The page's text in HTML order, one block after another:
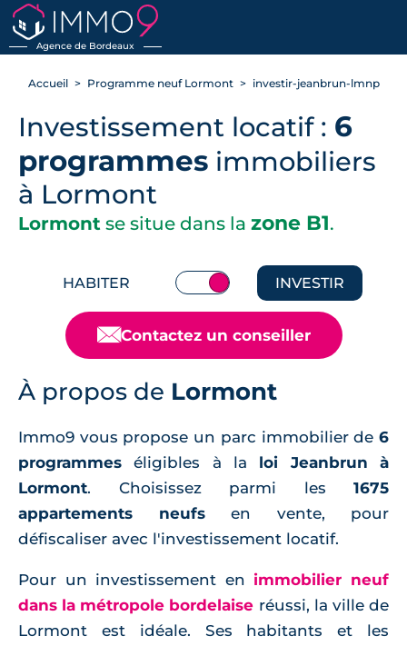
Agence de Bordeaux
RETOUR
Accueil Programme neuf Lormont investir-jeanbrun-lmnp
Investissement locatif : 6
programmes immobiliers
à Lormont
Lormont se situe dans la zone B1.
HABITER INVESTIR
📧Contactez un conseiller
À propos de Lormont
Immo9 vous propose un parc immobilier de 6
programmes éligibles à la loi Jeanbrun à
Lormont. Choisissez parmi les 1675
appartements neufsen vente, pour
défiscaliser avec l'investissement locatif.
Pour un investissement en immobilier neuf
dans la métropole bordelaise réussi, la ville de
Lormont est idéale. Ses habitants et les